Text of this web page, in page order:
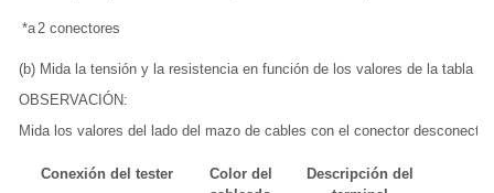
*a2 conectores
(b) Mida la tensión y la resistencia en función de los valores de la tabla
OBSERVACIÓN:
Mida los valores del lado del mazo de cables con el conector
Conexión del tester
Color del
Descripción del